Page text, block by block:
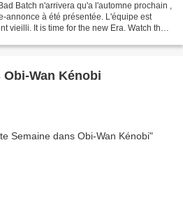
Batch n'arrivera qu'a l'automne prochain ,
annonce à été présentée. L'équipe est
vieilli. It is time for the new Era. Watch the
Wan Kénobi